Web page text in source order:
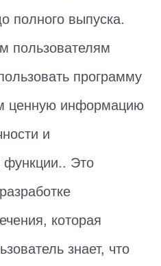
полного выпуска.
пользователям
программу
ценную информацию
и
функции.. Это
которая
знает, что